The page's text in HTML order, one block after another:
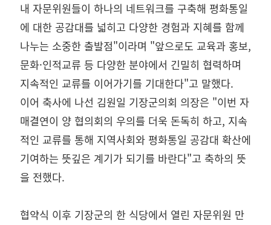
내 자문위원들이 하나의 네트워크를 구축해 평화통일
에 대한 공감대를 넓히고 다양한 경험과 지혜를 함께
나누는 소중한 출발점"이라며 "앞으로도 교육과 홍보,
문화·인적교류 등 다양한 분야에서 긴밀히 협력하며
지속적인 교류를 이어가기를 기대한다"고 말했다.
이어 축사에 나선 김원일 기장군의회 의장은 "이번 자
매결연이 양 협의회의 우의를 더욱 돈독히 하고, 지속
적인 교류를 통해 지역사회와 평화통일 공감대 확산에
기여하는 뜻깊은 계기가 되기를 바란다"고 축하의 뜻
을 전했다.
협약식 이후 기장군의 한 식당에서 열린 자문위원 만